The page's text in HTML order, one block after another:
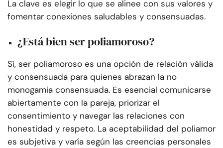
La clave es elegir lo que se alinee con sus valores y
fomentar conexiones saludables y consensuadas.
¿Está bien ser poliamoroso?
Sí, ser poliamoroso es una opción de relación válida
y consensuada para quienes abrazan la no
monogamia consensuada. Es esencial comunicarse
abiertamente con la pareja, priorizar el
consentimiento y navegar las relaciones con
honestidad y respeto. La aceptabilidad del poliamor
es subjetiva y varía según las creencias personales